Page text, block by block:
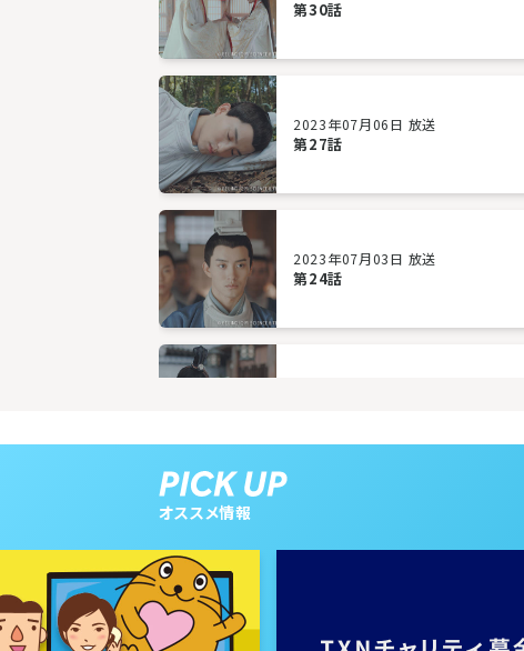
第30話
2023年07月06日 放送
第27話
2023年07月03日 放送
第24話
第18話
オススメ情報